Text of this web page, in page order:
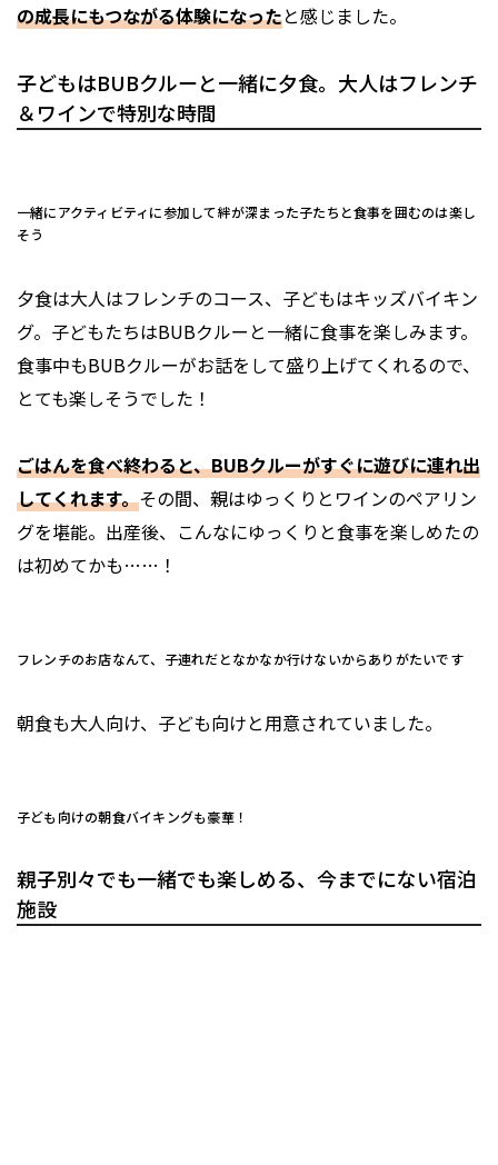
の成長にもつながる体験になったと感じました。
子どもはBUBクルーと一緒に夕食。大人はフレンチ
＆ワインで特別な時間
一緒にアクティビティに参加して絆が深まった子たちと食事を囲むのは楽し
そう
夕食は大人はフレンチのコース、子どもはキッズバイキン
グ。子どもたちはBUBクルーと一緒に食事を楽しみます。
食事中もBUBクルーがお話をして盛り上げてくれるので、
とても楽しそうでした！
ごはんを食べ終わると、BUBクルーがすぐに遊びに連れ出
してくれます。その間、親はゆっくりとワインのペアリン
グを堪能。出産後、こんなにゆっくりと食事を楽しめたの
は初めてかも……！
フレンチのお店なんて、子連れだとなかなか行けないからありがたいです
朝食も大人向け、子ども向けと用意されていました。
子ども向けの朝食バイキングも豪華！
親子別々でも一緒でも楽しめる、今までにない宿泊
施設